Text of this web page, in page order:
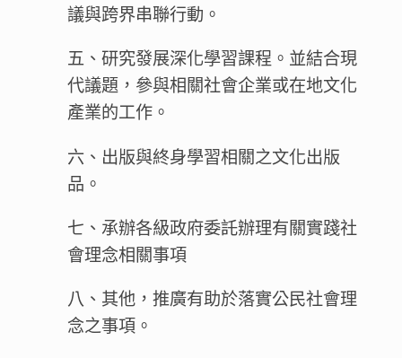
議與跨界串聯行動。
五、研究發展深化學習課程。並結合現
代議題，參與相關社會企業或在地文化
產業的工作。
六、出版與終身學習相關之文化出版
品。
七、承辦各級政府委託辦理有關實踐社
會理念相關事項
八、其他，推廣有助於落實公民社會理
念之事項。